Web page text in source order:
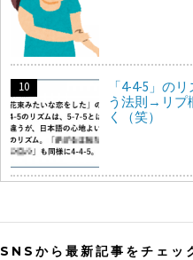
「4-4-5」の
う法則→リプ
く（笑）
SNSから最新記事をチェッ